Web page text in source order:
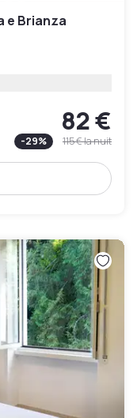
e Brianza
82 €
-29% 115 €la nuit